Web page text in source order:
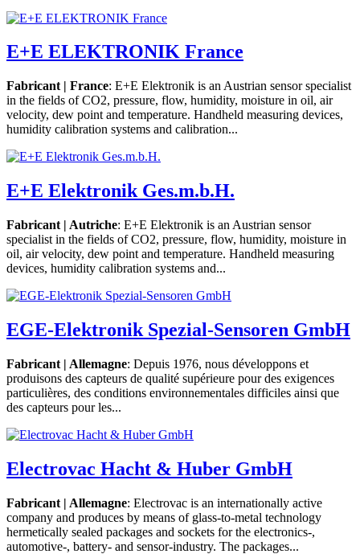
E+E ELEKTRONIK France
Fabricant | France: E+E Elektronik is an Austrian sensor specialist
in the fields of CO2, pressure, flow, humidity, moisture in oil, air
velocity, dew point and temperature. Handheld measuring devices,
humidity calibration systems and calibration...
E+E Elektronik Ges.m.b.H.
Fabricant | Autriche: E+E Elektronik is an Austrian sensor
specialist in the fields of CO2, pressure, flow, humidity, moisture in
oil, air velocity, dew point and temperature. Handheld measuring
devices, humidity calibration systems and...
EGE-Elektronik Spezial-Sensoren GmbH
Fabricant | Allemagne: Depuis 1976, nous développons et
produisons des capteurs de qualité supérieure pour des exigences
particulières, des conditions environnementales difficiles ainsi que
des capteurs pour les...
Electrovac Hacht & Huber GmbH
Fabricant | Allemagne: Electrovac is an internationally active
company and produces by means of glass-to-metal technology
hermetically sealed packages and sockets for the electronics-,
automotive-, battery- and sensor-industry. The packages...